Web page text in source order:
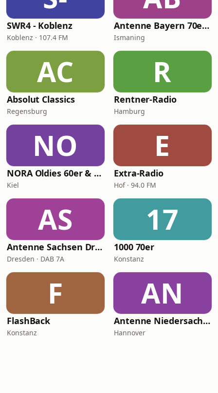
SWR4 - Koblenz
Koblenz · 107.4 FM
Antenne Bayern 70er Hits
Ismaning
AC
Absolut Classics
Regensburg
R
Rentner-Radio
Hamburg
NO
NORA Oldies 60er & 70er
Kiel
E
Extra-Radio
Hof · 94.0 FM
AS
Antenne Sachsen Dresden
Dresden · DAB 7A
17
1000 70er
Konstanz
F
FlashBack
Konstanz
AN
Antenne Niedersachsen Schlager
Hannover